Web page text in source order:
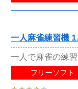
一人麻雀練習機
一人で麻雀の練習
フリーソフト